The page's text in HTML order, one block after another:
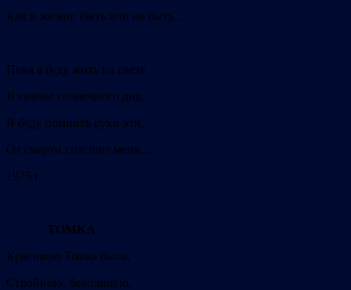
Как в жизни: быть или не быть…
Пока я буду жить на свете
В сиянье солнечного дня,
Я буду помнить руки эти,
От смерти спасшие меня…
1975 г.
ТОМКА
Красивою Томка была,
Стройною, белолицею,